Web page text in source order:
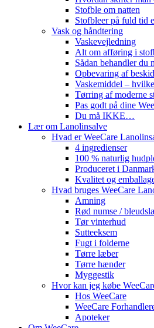
Stofble om natten
Stofbleer på fuld tid
Vask og håndtering
Vaskevejledning
Alt om afføring i
Sådan behandler du
Opbevaring af
Vaskemiddel –
Tørring af moderne
Pas godt på dine
Du må IKKE…
Lær om Lanolinsalve
Hvad er WeeCare
4 ingredienser
100 % naturlig
Produceret i
Kvalitet og
Hvad bruges WeeCare
Amning
Rød numse /
Tør vinterhud
Sutteeksem
Fugt i folderne
Tørre læber
Tørre hænder
Myggestik
Hvor kan jeg købe
Hos WeeCare
WeeCare
Apoteker